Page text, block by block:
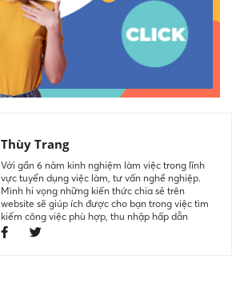
Thùy Trang
Với gần 6 năm kinh nghiệm làm việc trong lĩnh
vực tuyển dụng việc làm, tư vấn nghề nghiệp.
Mình hi vọng những kiến thức chia sẻ trên
website sẽ giúp ích được cho bạn trong việc tìm
kiếm công việc phù hợp, thu nhập hấp dẫn